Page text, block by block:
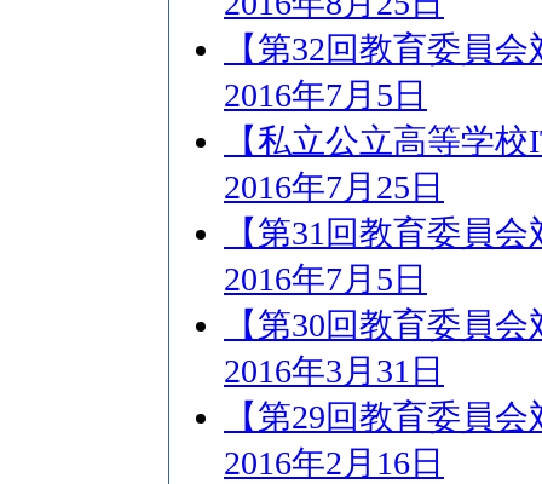
【第32回教育委員
2016年7月5日
【私立公立高等学
2016年7月25日
【第31回教育委員
2016年7月5日
【第30回教育委員
2016年3月31日
【第29回教育委員
2016年2月16日